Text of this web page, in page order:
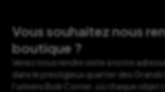
Vous souhaitez nous
boutique ?
Venez nous rendre visite à notre
dans le prestigieux quartier des
l’univers Bob Corner, où chaque